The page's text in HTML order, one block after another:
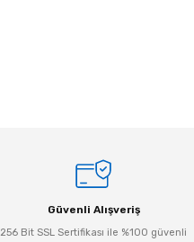
Güvenli Alışveriş
256 Bit SSL Sertifikası ile %100 güvenli